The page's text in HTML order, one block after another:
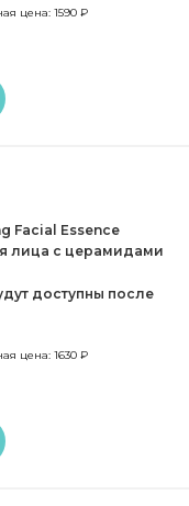
цена: 1590 ₽
Facial Essence
лица с церамидами
доступны после
цена: 1630 ₽